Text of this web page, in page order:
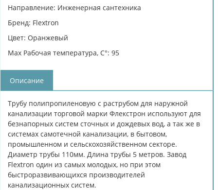
Направление: Инженерная сантехника
Бренд: Flextron
Цвет: Оранжевый
Max Рабочая температура, C°: 95
Описание
Трубу полипропиленовую с раструбом для наружной
канализации торговой марки Флекстрон используют для
безнапорных систем сточных и дождевых вод, а так же в
системах самотечной канализации, в бытовом,
промышленном и сельскохозяйственном секторе.
Диаметр трубы 110мм. Длина трубы 5 метров. Завод
Flextron один из самых молодых, но при этом
быстроразвивающихся производителей
канализационных систем.